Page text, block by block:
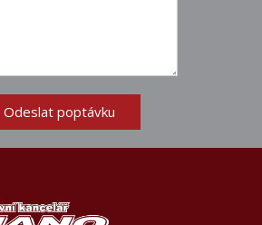
Odeslat poptávku